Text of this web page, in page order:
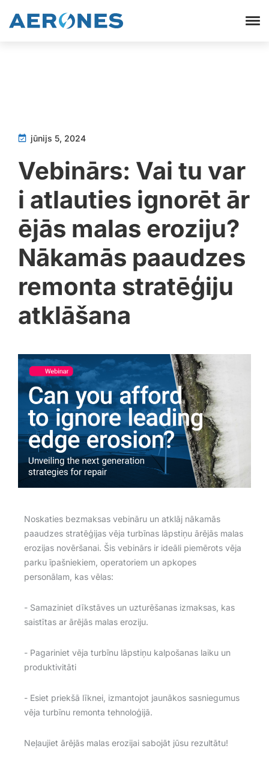
jūnijs 5, 2024
Vebinārs: Vai tu var
i atlauties ignorēt ār
ējās malas eroziju?
Nākamās paaudzes
remonta stratēģiju
atklāšana
Noskaties bezmaksas vebināru un atklāj nākamās
paaudzes stratēģijas vēja turbīnas lāpstiņu ārējās malas
erozijas novēršanai. Šis vebinārs ir ideāli piemērots vēja
parku īpašniekiem, operatoriem un apkopes
personālam, kas vēlas:
- Samaziniet dīkstāves un uzturēšanas izmaksas, kas
saistītas ar ārējās malas eroziju.
- Pagariniet vēja turbīnu lāpstiņu kalpošanas laiku un
produktivitāti
- Esiet priekšā līknei, izmantojot jaunākos sasniegumus
vēja turbīnu remonta tehnoloģijā.
Neļaujiet ārējās malas erozijai sabojāt jūsu rezultātu!